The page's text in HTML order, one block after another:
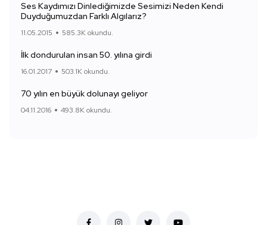
Ses Kaydımızı Dinlediğimizde Sesimizi Neden Kendi
Duyduğumuzdan Farklı Algılarız?
11.05.2015 585.3K okundu.
İlk dondurulan insan 50. yılına girdi
16.01.2017 503.1K okundu.
70 yılın en büyük dolunayı geliyor
04.11.2016 493.8K okundu.